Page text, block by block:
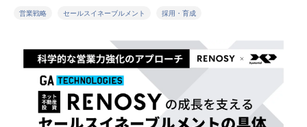
営業戦略 セールスイネーブルメント 採用・育成